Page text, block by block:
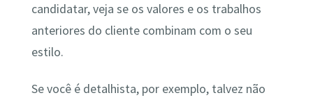
candidatar, veja se os valores e os trabalhos
anteriores do cliente combinam com o seu
estilo.
Se você é detalhista, por exemplo, talvez não